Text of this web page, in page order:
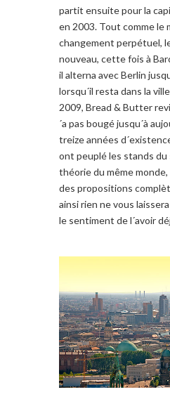
partit ensuite pour la
en 2003. Tout comme le
changement perpétuel,
nouveau, cette fois à
il alterna avec Berlin
lorsqu´il resta dans la
2009, Bread & Butter
´a pas bougé jusqu´à
treize années
ont peuplé les stands du
théorie du même
des propositions
ainsi rien ne vous
le sentiment de l´avoir